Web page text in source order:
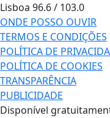
Lisboa 96.6 / 103.0
ONDE POSSO OUVIR
TERMOS E CONDIÇÕES
POLÍTICA DE
POLÍTICA DE COOKIES
TRANSPARÊNCIA
PUBLICIDADE
Disponível